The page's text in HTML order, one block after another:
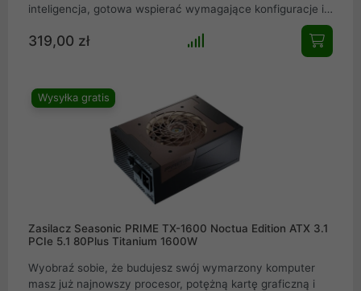
inteligencja, gotowa wspierać wymagające konfiguracje i
zachować stabilność nawet w ekstremalnych warunkach.
Z pełną modularnością kabli, technologią OptiSink
poprawiającą chłodzenie i systemem S2FC, GX-650-V2
i ochrona Seasonic Core GX-650-V2 jest jak cichy
strażnik, dbający o każdy komponent Twojego komputera,
niezależnie od wyzwań.
319,00 zł
Wysyłka gratis
Zasilacz Seasonic PRIME TX-1600 Noctua Edition ATX 3.1
PCIe 5.1 80Plus Titanium 1600W
Wyobraź sobie, że budujesz swój wymarzony komputer
masz już najnowszy procesor, potężną kartę graficzną i